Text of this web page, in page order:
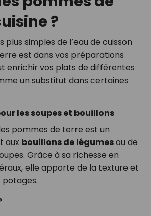
?
plus simples de l’eau de cuisson
est dans vos préparations
enrichir vos plats de différentes
un substitut dans certaines
les soupes et bouillons
pommes de terre est un
aux bouillons de légumesou de
Grâce à sa richesse en
elle apporte de la texture et
potages.